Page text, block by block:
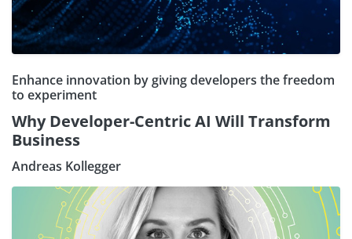
Enhance innovation by giving developers the freedom
to experiment
Why Developer-Centric AI Will Transform
Business
Andreas Kollegger